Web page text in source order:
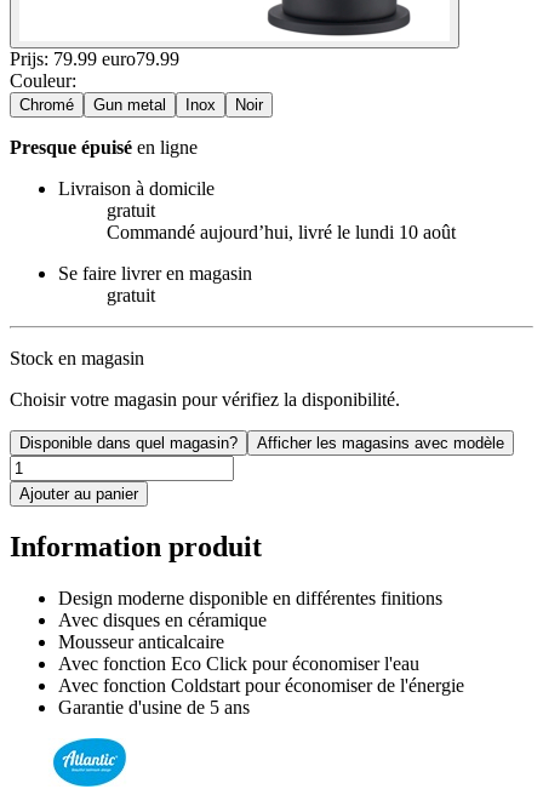
Prijs: 79.99 euro79.99
Couleur:
Chromé Gun metal Inox Noir
Presque épuisé en ligne
Livraison à domicile
gratuit
Commandé aujourdʼhui, livré le lundi 10 août
Se faire livrer en magasin
gratuit
Stock en magasin
Choisir votre magasin pour vérifiez la disponibilité.
Disponible dans quel magasin? Afficher les magasins avec modèle
Ajouter au panier
Information produit
Design moderne disponible en différentes finitions
Avec disques en céramique
Mousseur anticalcaire
Avec fonction Eco Click pour économiser l'eau
Avec fonction Coldstart pour économiser de l'énergie
Garantie d'usine de 5 ans